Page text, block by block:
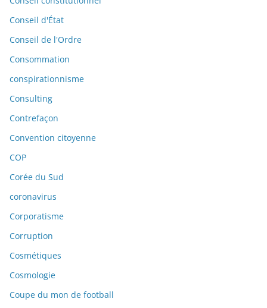
Conseil d'État
Conseil de l'Ordre
Consommation
conspirationnisme
Consulting
Contrefaçon
Convention citoyenne
COP
Corée du Sud
coronavirus
Corporatisme
Corruption
Cosmétiques
Cosmologie
Coupe du mon de football